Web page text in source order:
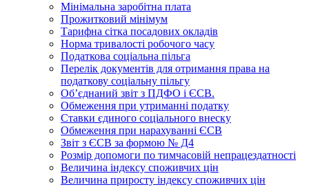
Мінімальна заробітна плата
Прожитковий мінімум
Тарифна сітка посадових окладів
Норма тривалості робочого часу
Податкова соціальна пільга
Перелік документів для отримання права на
податкову соціальну пільгу
Об’єднаний звіт з ПДФО і ЄСВ.
Обмеження при утриманні податку
Ставки єдиного соціального внеску
Обмеження при нарахуванні ЄСВ
Звіт з ЄСВ за формою № Д4
Розмір допомоги по тимчасовій непрацездатності
Величина індексу споживчих цін
Величина приросту індексу споживчих цін